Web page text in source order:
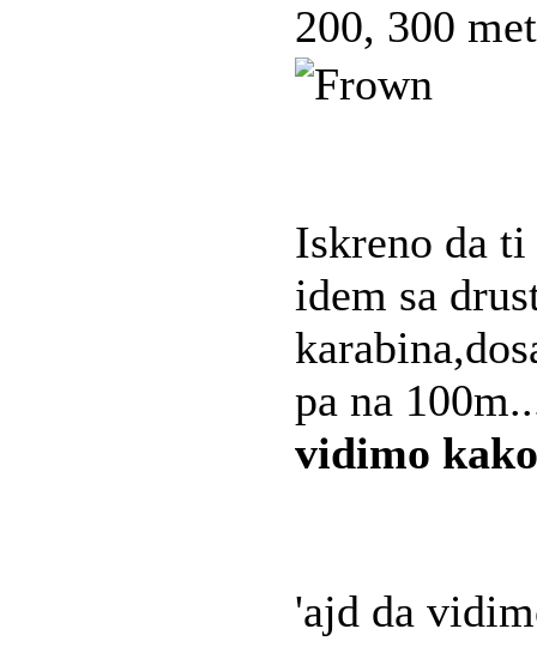
200, 300
Iskreno da
idem sa
pa na
vidimo
'ajd da